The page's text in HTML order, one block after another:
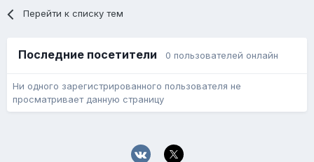
Перейти к списку тем
Последние посетители 0 пользователей онлайн
Ни одного зарегистрированного пользователя не
просматривает данную страницу